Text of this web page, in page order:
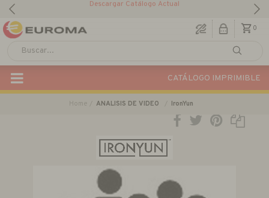
Descargar Catálogo Actual
0
CATÁLOGO IMPRIMIBLE
Home ANALISIS DE VIDEO IronYun